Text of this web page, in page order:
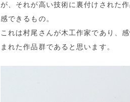
が、それが高い技術に裏付けされた
感できるもの。
これは村尾さんが木工作家であり、
まれた作品群であると思います。